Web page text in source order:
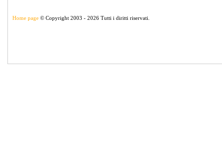
Home page © Copyright 2003 - 2026 Tutti i diritti riservati.